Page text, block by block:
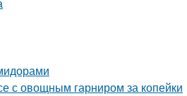
с овощным гарниром за копейки